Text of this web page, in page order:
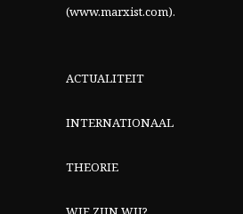
(www.marxist.com).
ACTUALITEIT
INTERNATIONAAL
THEORIE